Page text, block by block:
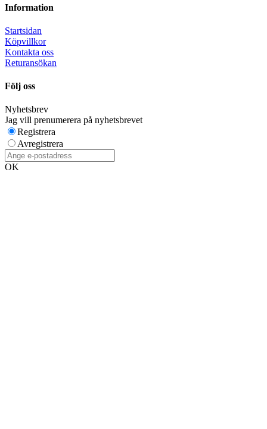
Information
Startsidan
Köpvillkor
Kontakta oss
Returansökan
Följ oss
Nyhetsbrev
Jag vill prenumerera på nyhetsbrevet
Registrera
Avregistrera
OK